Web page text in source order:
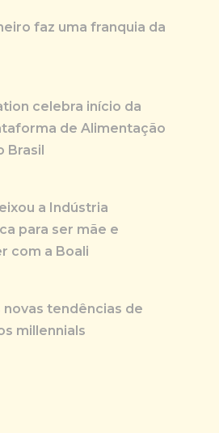
faz uma franquia da
celebra início da
de Alimentação
Brasil
a Indústria
para ser mãe e
com a Boali
novas tendências de
millennials